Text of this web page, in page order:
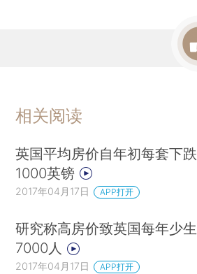
相关阅读
英国平均房价自年初每套下跌
1000英镑
2017年04月17日 APP打开
研究称高房价致英国每年少生
7000人
2017年04月17日 APP打开